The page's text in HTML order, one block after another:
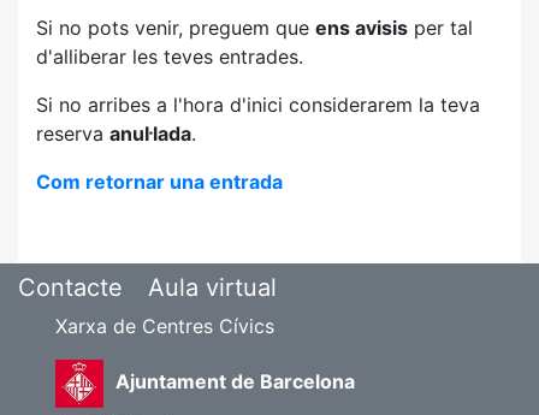
Si no pots venir, preguem que ens avisis per tal
d'alliberar les teves entrades.
Si no arribes a l'hora d'inici considerarem la teva
reserva anul·lada.
Com retornar una entrada
Contacte Aula virtual
Xarxa de Centres Cívics
Ajuntament de Barcelona